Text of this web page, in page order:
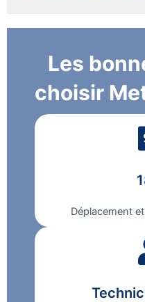
Les
choisir
Déplacement